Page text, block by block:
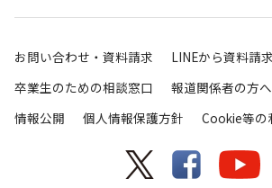
お問い合わせ・資料請求
LINEから資料請求
卒業生のための相談窓口
報道関係者の方へ
情報公開
個人情報保護方針 Cookie等の